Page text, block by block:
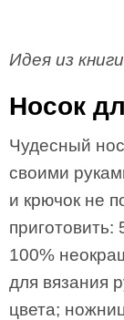
Идея из книги
Носок
Чудесный
своими
и крючок не
приготовить:
100%
для вязания
цвета;